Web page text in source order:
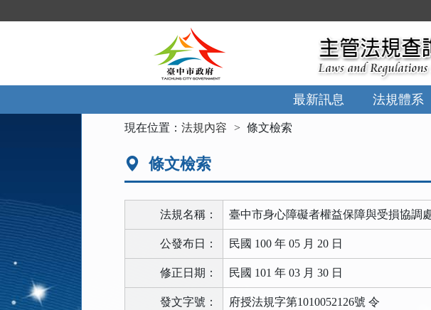
到
最新訊息 法規體系
現在位置：法規內容 條文檢索
條文檢索
法規名稱： 臺中市身心障礙者權益保障與受損協調
公發布日： 民國 100 年 05 月 20 日
修正日期： 民國 101 年 03 月 30 日
發文字號： 府授法規字第1010052126號 令